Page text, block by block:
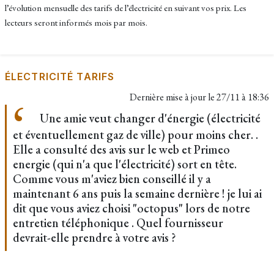
l’évolution mensuelle des tarifs de l’électricité en suivant vos prix. Les
lecteurs seront informés mois par mois.
ÉLECTRICITÉ TARIFS
Dernière mise à jour le27/11 à 18:36
Une amie veut changer d'énergie (électricité
et éventuellement gaz de ville) pour moins cher. .
Elle a consulté des avis sur le web et Primeo
energie (qui n'a que l'électricité) sort en tête.
Comme vous m'aviez bien conseillé il y a
maintenant 6 ans puis la semaine dernière ! je lui ai
dit que vous aviez choisi "octopus" lors de notre
entretien téléphonique . Quel fournisseur
devrait-elle prendre à votre avis ?